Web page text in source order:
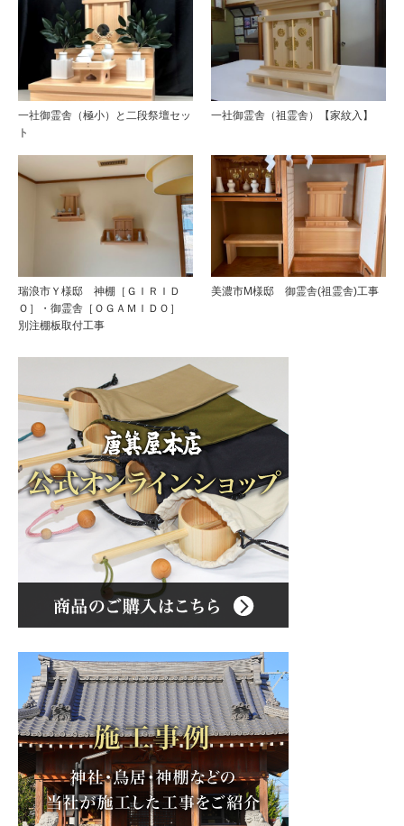
一社御霊舎（極小）と二段祭壇セッ
ト
一社御霊舎（祖霊舎）【家紋入】
瑞浪市Ｙ様邸 神棚［ＧＩＲＩＤ
Ｏ］・御霊舎［ＯＧＡＭＩＤＯ］
別注棚板取付工事
美濃市M様邸 御霊舎(祖霊舎)工事